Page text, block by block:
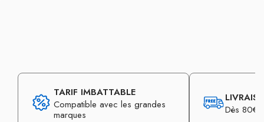
TARIF IMBATTABLE
Compatible avec les grandes
marques
Dès 80€